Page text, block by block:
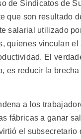
de Sindicatos de
que son resultado
salarial utilizado
quienes vinculan el
El
es reducir la brecha
a los
fábricas a ganar
el subsecretario